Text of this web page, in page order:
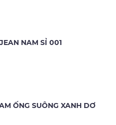
NAM SỈ 001
ỐNG SUÔNG XANH DƠ